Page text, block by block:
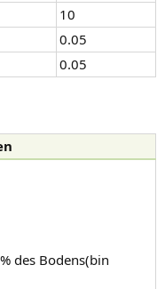
10
0.05
0.05
des Bodens(bin